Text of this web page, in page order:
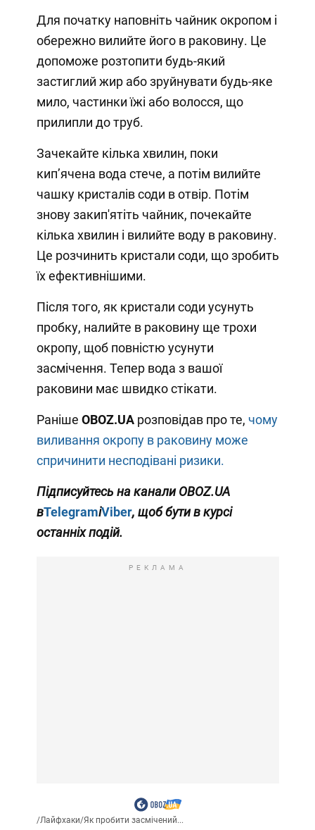
Для початку наповніть чайник окропом і
обережно вилийте його в раковину. Це
допоможе розтопити будь-який
застиглий жир або зруйнувати будь-яке
мило, частинки їжі або волосся, що
прилипли до труб.
Зачекайте кілька хвилин, поки
кип’ячена вода стече, а потім вилийте
чашку кристалів соди в отвір. Потім
знову закип'ятіть чайник, почекайте
кілька хвилин і вилийте воду в раковину.
Це розчинить кристали соди, що зробить
їх ефективнішими.
Після того, як кристали соди усунуть
пробку, налийте в раковину ще трохи
окропу, щоб повністю усунути
засмічення. Тепер вода з вашої
раковини має швидко стікати.
Раніше OBOZ.UA розповідав про те, чому
виливання окропу в раковину може
спричинити несподівані ризики.
Підписуйтесь на каналиOBOZ.UA
вTelegramіViber, щоб бути в курсі
останніх подій.
РЕКЛАМА
/Лайфхаки/Як пробити засмічений...